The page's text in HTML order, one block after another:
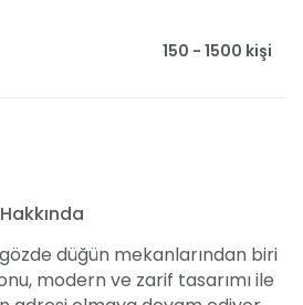
150 - 1500 kişi
düğün mekanlarından biri
modern ve zarif tasarımı ile